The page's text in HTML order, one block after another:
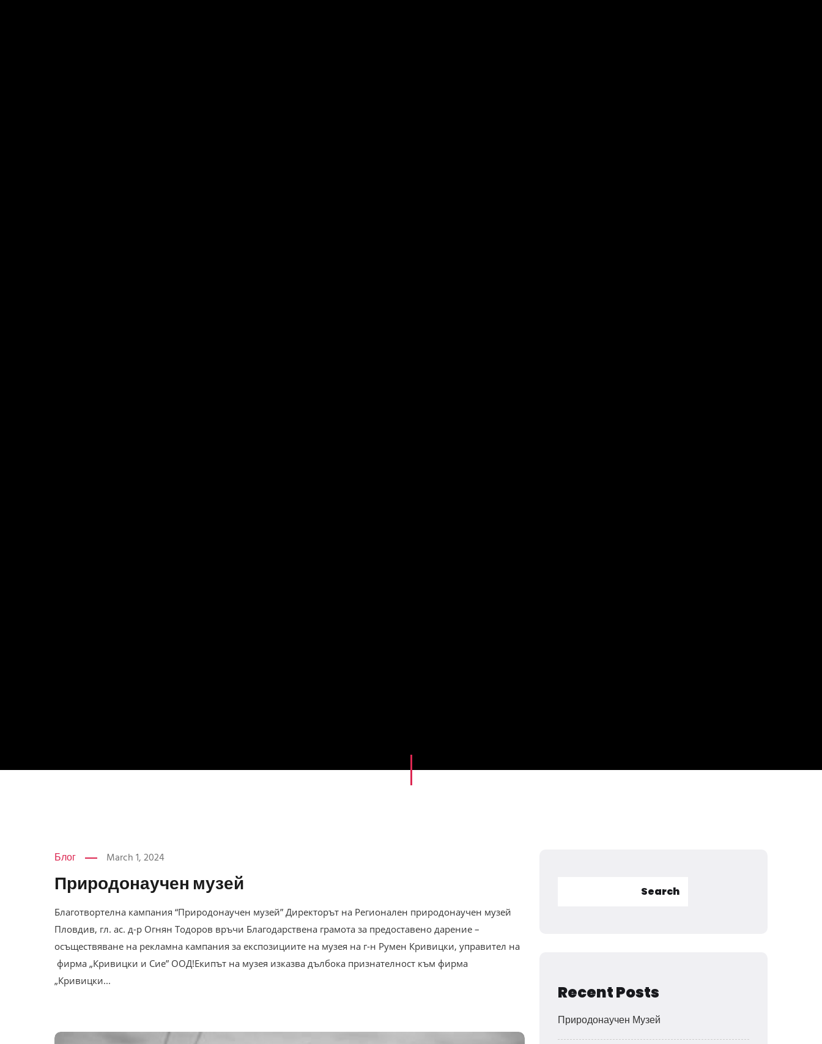
Блог March 1, 2024
Природонаучен музей
Благотвортелна кампания “Природонаучен музей” Директорът на Регионален природонаучен музей
Пловдив, гл. ас. д-р Огнян Тодоров връчи Благодарствена грамота за предоставено дарение –
осъществяване на рекламна кампания за експозициите на музея на г-н Румен Кривицки, управител на
фирма „Кривицки и Сие” ООД!Екипът на музея изказва дълбока признателност към фирма
„Кривицки...
Search
Recent Posts
Природонаучен Музей